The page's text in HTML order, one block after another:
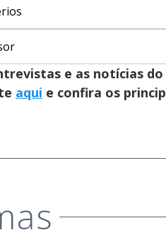
e as notícias do
aqui e confira os